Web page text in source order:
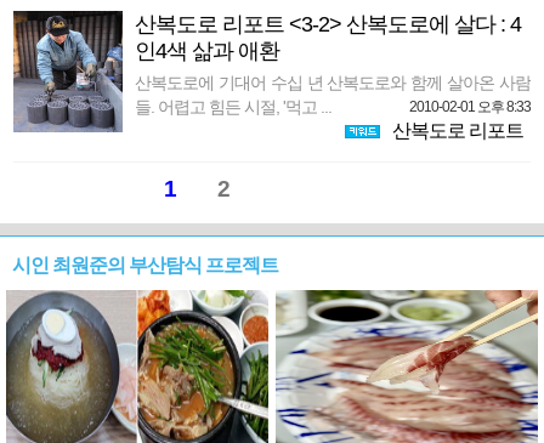
산복도로 리포트 <3-2> 산복도로에 살다 : 4
인4색 삶과 애환
산복도로에 기대어 수십 년 산복도로와 함께 살아온 사람
들. 어렵고 힘든 시절, '먹고 ...
2010-02-01 오후 8:33
산복도로 리포트
1 2
시인 최원준의 부산탐식 프로젝트